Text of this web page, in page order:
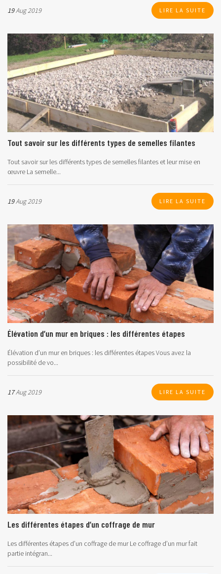
19Aug 2019 LIRE LA SUITE
Tout savoir sur les différents types de semelles filantes
Tout savoir sur les différents types de semelles filantes et leur mise en
œuvre La semelle...
19Aug 2019 LIRE LA SUITE
Élévation d’un mur en briques : les différentes étapes
Élévation d’un mur en briques : les différentes étapesVous avez la
possibilité de vo...
17Aug 2019 LIRE LA SUITE
Les différentes étapes d’un coffrage de mur
Les différentes étapes d’un coffrage de murLe coffrage d’un mur fait
partie intégran...